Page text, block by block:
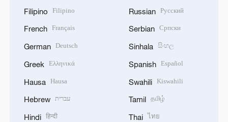
Filipino Filipino
French Français
German Deutsch
Greek Ελληνικά
Hausa Hausa
Hebrew עברית
Hindi हिन्दी
Russian Русский
Serbian Српски
Sinhala සිංහල
Spanish Español
Swahili Kiswahili
Tamil தமிழ்
Thai ไทย